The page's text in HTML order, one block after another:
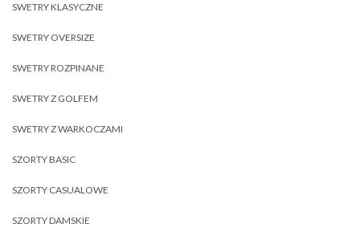
SWETRY KLASYCZNE
SWETRY OVERSIZE
SWETRY ROZPINANE
SWETRY Z GOLFEM
SWETRY Z WARKOCZAMI
SZORTY BASIC
SZORTY CASUALOWE
SZORTY DAMSKIE